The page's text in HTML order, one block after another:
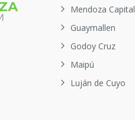
Mendoza Capital
Guaymallen
Godoy Cruz
Maipú
Luján de Cuyo